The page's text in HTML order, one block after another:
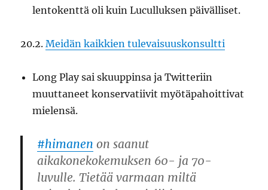
lentokenttä oli kuin Luculluksen päivälliset.
20.2.Meidän kaikkien tulevaisuuskonsultti
Long Play sai skuuppinsa ja Twitteriin
muuttaneet konservatiivit myötäpahoittivat
mielensä.
#himanen on saanut
aikakonekokemuksen 60- ja 70-
luvulle. Tietää varmaan miltä